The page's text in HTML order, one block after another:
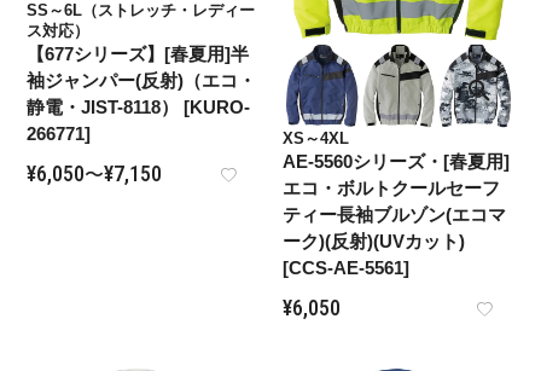
SS～6L（ストレッチ・レディー
ス対応）
【677シリーズ】[春夏用]半
袖ジャンパー(反射)（エコ・
静電・JIST-8118） [KURO-
266771]
¥6,050〜¥7,150
XS～4XL
AE-5560シリーズ・[春夏用]
エコ・ボルトクールセーフ
ティー長袖ブルゾン(エコマ
ーク)(反射)(UVカット)
[CCS-AE-5561]
¥6,050